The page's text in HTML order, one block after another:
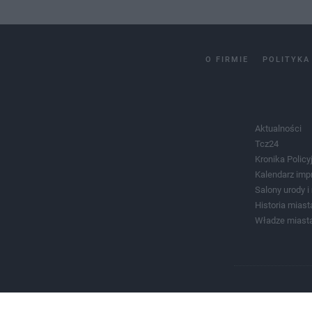
O FIRMIE POLITYKA
Aktualności
Tcz24
Kronika
Kalendarz
Salony urody i
Historia
Władze